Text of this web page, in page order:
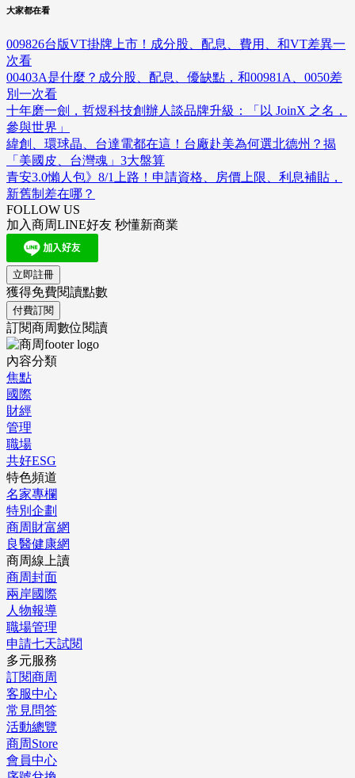
大家都在看
009826台版VT掛牌上市！成分股、配息、費用、和VT差異一
次看
00403A是什麼？成分股、配息、優缺點，和00981A、0050差
別一次看
十年磨一劍，哲煜科技創辦人談品牌升級：「以 JoinX 之名，
參與世界」
緯創、環球晶、台達電都在這！台廠赴美為何選北德州？揭
「美國皮、台灣魂」3大盤算
青安3.0懶人包》8/1上路！申請資格、房價上限、利息補貼，
新舊制差在哪？
FOLLOW US
加入商周LINE好友 秒懂新商業
立即註冊
獲得免費閱讀點數
付費訂閱
訂閱商周數位閱讀
內容分類
焦點
國際
財經
管理
職場
共好ESG
特色頻道
名家專欄
特別企劃
商周財富網
良醫健康網
商周線上讀
商周封面
兩岸國際
人物報導
職場管理
申請七天試閱
多元服務
訂閱商周
客服中心
常見問答
活動總覽
商周Store
會員中心